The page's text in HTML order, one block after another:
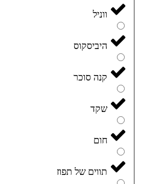
ווניל
היביסקוס
קנה סוכר
שקד
חום
תווים של תפוז